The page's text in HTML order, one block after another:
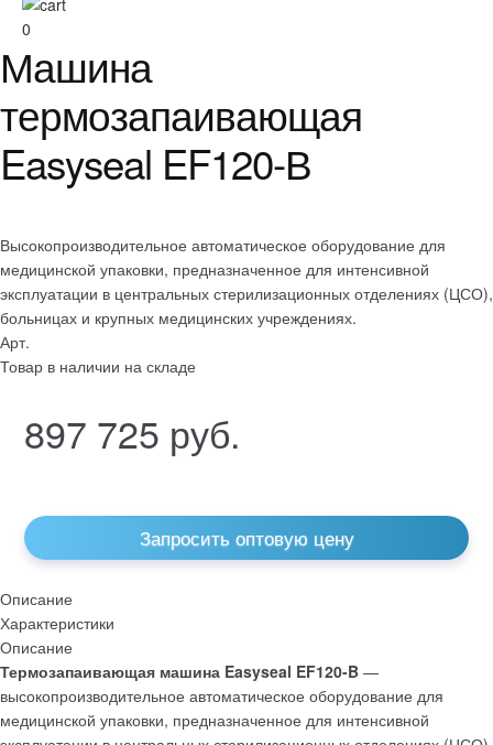
0
Машина
термозапаивающая
Easyseal EF120-В
Высокопроизводительное автоматическое оборудование для
медицинской упаковки, предназначенное для интенсивной
эксплуатации в центральных стерилизационных отделениях (ЦСО),
больницах и крупных медицинских учреждениях.
Арт.
Товар в наличии на складе
897 725 руб.
Запросить оптовую цену
Описание
Характеристики
Описание
Термозапаивающая машина Easyseal EF120-B —
высокопроизводительное автоматическое оборудование для
медицинской упаковки, предназначенное для интенсивной